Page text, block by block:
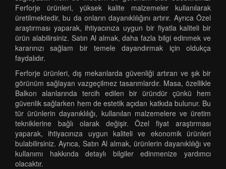
Ferforje ürünleri, yüksek kalite malzemeler kullanılarak
üretilmektedir, bu da onların dayanıklılığını artırır. Ayrıca Özel
araştırması yaparak, ihtiyacınıza uygun bir fiyatla kaliteli bir
ürün alabilirsiniz. Satın Al almak, daha fazla bilgi edinmek ve
kararınızı sağlam bir temele dayandırmak için oldukça
faydalıdır.
Ferforje ürünleri, dış mekanlarda güvenliği artıran ve şık bir
görünüm sağlayan vazgeçilmez tasarımlardır. Masa, özellikle
Balkon alanlarında tercih edilen bir üründür çünkü hem
güvenlik sağlarken hem de estetik açıdan katkıda bulunur. Bu
tür ürünlerin dayanıklılığı, kullanılan malzemelere ve üretim
tekniklerine bağlı olarak değişir. Özel fiyat araştırması
yaparak, ihtiyacınıza uygun kaliteli ve ekonomik ürünleri
bulabilirsiniz. Ayrıca, Satın Al almak, ürünlerin dayanıklılığı ve
kullanımı hakkında detaylı bilgiler edinmenize yardımcı
olacaktır.